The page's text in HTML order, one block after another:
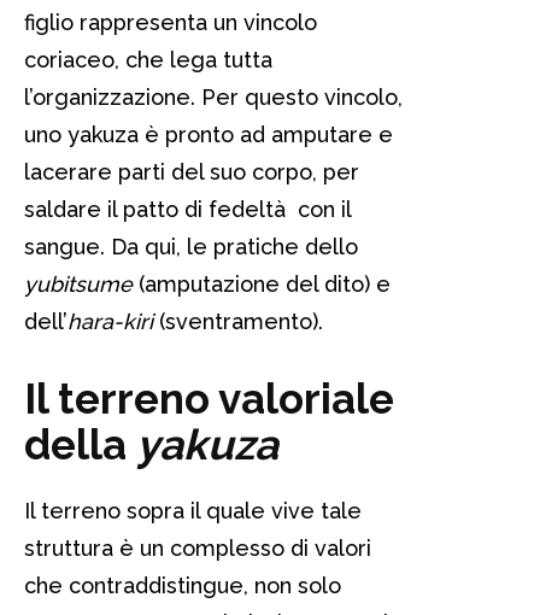
figlio rappresenta un vincolo
coriaceo, che lega tutta
l’organizzazione. Per questo vincolo,
uno yakuza è pronto ad amputare e
lacerare parti del suo corpo, per
saldare il patto di fedeltà con il
sangue. Da qui, le pratiche dello
yubitsume (amputazione del dito) e
dell’hara-kiri(sventramento).
Il terreno valoriale
della yakuza
Il terreno sopra il quale vive tale
struttura è un complesso di valori
che contraddistingue, non solo